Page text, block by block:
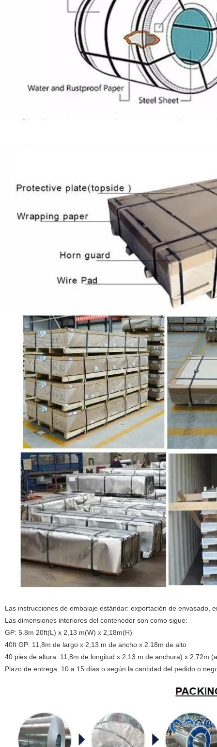
Las instrucciones de embalaje estándar: exportación de envasado,
Las dimensiones interiores del contenedor son como sigue:
GP: 5.8m 20ft(L) x 2,13 m(W) x 2,18m(H)
40ft GP: 11,8m de largo x 2,13 m de ancho x 2.18m de alto
40 pies de altura: 11,8m de longitud x 2,13 m de anchura) x 2,72m
Plazo de entrega: 10 a 15 días o según la cantidad del pedido o